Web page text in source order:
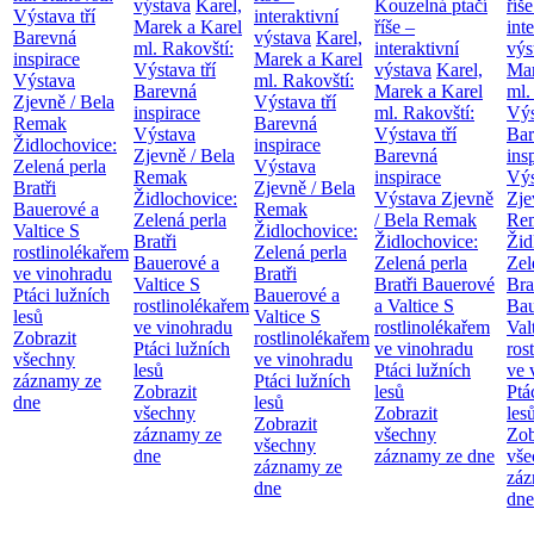
Výstava tří
Barevná
inspirace
Výstava
Zjevně / Bela
Remak
Židlochovice:
Zelená perla
Bratři
Bauerové a
Valtice S
rostlinolékařem
ve vinohradu
Ptáci lužních
lesů
Zobrazit
všechny
záznamy ze
dne
výstava Karel,
Marek a Karel
ml. Rakovští:
Výstava tří
Barevná
inspirace
Výstava
Zjevně / Bela
Remak
Židlochovice:
Zelená perla
Bratři
Bauerové a
Valtice S
rostlinolékařem
ve vinohradu
Ptáci lužních
lesů
Zobrazit
všechny
záznamy ze
dne
interaktivní
výstava Karel,
Marek a Karel
ml. Rakovští:
Výstava tří
Barevná
inspirace
Výstava
Zjevně / Bela
Remak
Židlochovice:
Zelená perla
Bratři
Bauerové a
Valtice S
rostlinolékařem
ve vinohradu
Ptáci lužních
lesů
Zobrazit
všechny
záznamy ze
dne
Kouzelná ptačí
říše –
interaktivní
výstava Karel,
Marek a Karel
ml. Rakovští:
Výstava tří
Barevná
inspirace
Výstava Zjevně
/ Bela Remak
Židlochovice:
Zelená perla
Bratři Bauerové
a Valtice S
rostlinolékařem
ve vinohradu
Ptáci lužních
lesů
Zobrazit
všechny
záznamy ze dne
ml.
ve
dne